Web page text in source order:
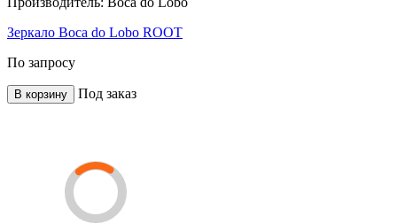
Зеркало Boca do Lobo ROOT
По запросу
В корзину Под заказ